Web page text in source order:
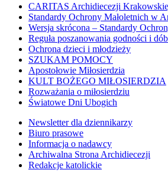
CARITAS Archidiecezji
Standardy Ochrony Małoletnich w
Wersja skrócona – Standardy
Reguła poszanowania godności i
Ochrona dzieci i młodzieży
SZUKAM POMOCY
Apostołowie Miłosierdzia
KULT BOŻEGO MIŁOSIERDZIA
Rozważania o miłosierdziu
Światowe Dni Ubogich
Newsletter dla dziennikarzy
Biuro prasowe
Informacja o nadawcy
Archiwalna Strona Archidiecezji
Redakcje katolickie